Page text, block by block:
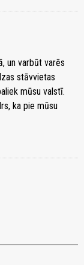
un varbūt varēs
stāvvietas
mūsu valstī.
ka pie mūsu